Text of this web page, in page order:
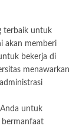
terbaik untuk
akan memberi
bekerja di
menawarkan
untuk
bermanfaat